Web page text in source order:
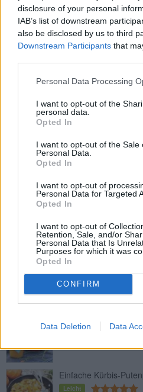
disclosure of your personal
IAB’s list of downstream
also be disclosed by us to third
Downstream Participants that
Personal Data Processing
I want to opt-out of the
personal data.
Opted In
I want to opt-out of the Sale
Personal Data.
Opted In
I want to opt-out of
Personal Data for Targeted
Opted In
I want to opt-out of
Retention, Sale, and/or
Personal Data that Is
Purposes for which it was
Opted In
CONFIRM
Data Deletion Data
Leicht
Kürbiskuchen
Mittel
Teigtaschen mit
Leicht
Leicht
Kürbis-Butter
Einfache Kürbis-
Leicht